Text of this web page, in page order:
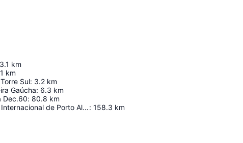
3.1 km
km
Sul: 3.2 km
Gaúcha: 6.3 km
Dec.60: 80.8 km
Aeroporto Internacional de Porto Alegre: 158.3 km